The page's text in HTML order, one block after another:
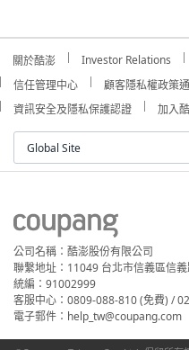
關於酷澎 Investor Relations
信任管理中心
顧客隱私權政策
資訊安全及隱私保護認證
加入
Global Site
公司名稱：酷澎股份有限公司
聯繫地址：11049 台北市信義區信
統編：91002999
客服中心：0809-088-810 (免費) /
電子郵件：help_tw@coupang.com